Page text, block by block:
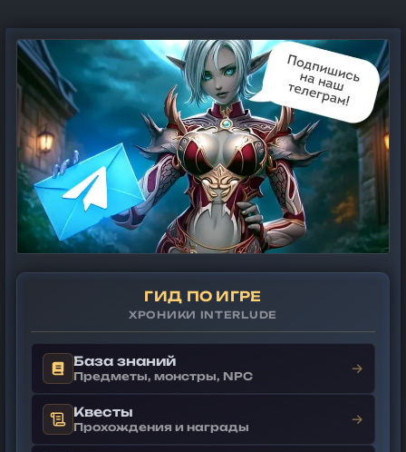
ГИД ПО ИГРЕ
ХРОНИКИ INTERLUDE
База знаний
Предметы, монстры, NPC →
Квесты
Прохождения и награды →